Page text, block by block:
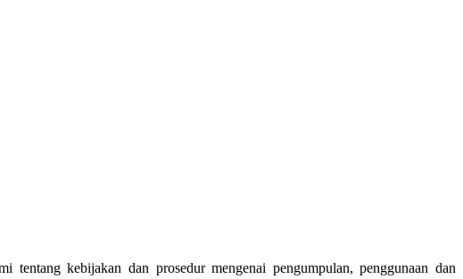
kebijakan dan prosedur mengenai pengumpulan, penggunaan dan